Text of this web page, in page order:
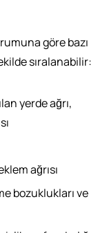
göre bazı
sıralanabilir:
yerde ağrı,
ağrısı
bozuklukları ve